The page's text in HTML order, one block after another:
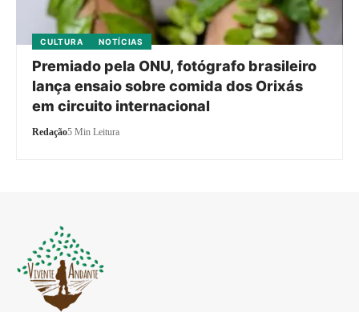
CULTURA NOTÍCIAS
Premiado pela ONU, fotógrafo brasileiro
lança ensaio sobre comida dos Orixás
em circuito internacional
Redação5 Min Leitura